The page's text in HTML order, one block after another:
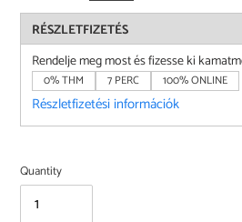
RÉSZLETFIZETÉS
Rendelje meg most és fizesse ki
0% THM 7 PERC 100% ONLINE
Részletfizetési információk
Quantity